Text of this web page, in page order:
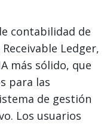
contabilidad de
Ledger,
más sólido, que
para las
de gestión
Los usuarios